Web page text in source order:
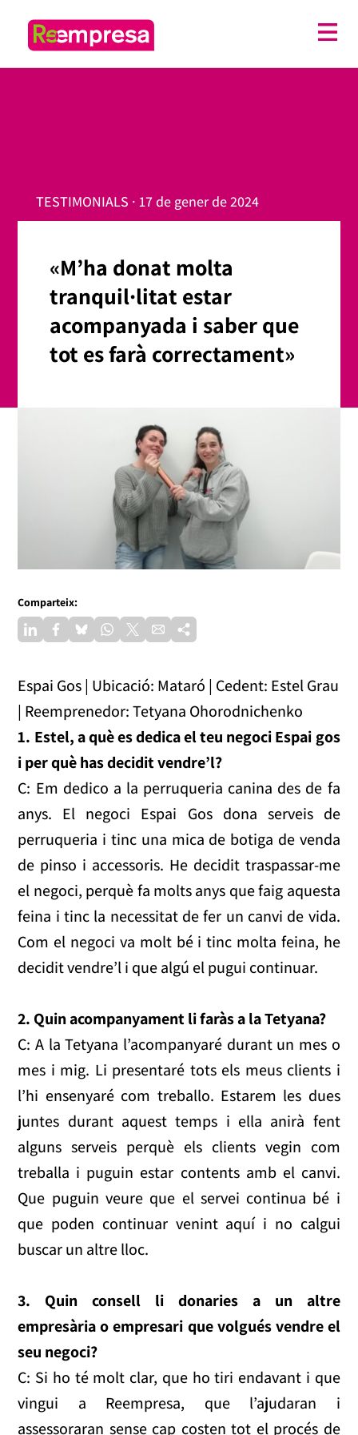
TESTIMONIALS · 17 de gener de 2024
«M’ha donat molta
tranquil·litat estar
acompanyada i saber que
tot es farà correctament»
Comparteix:
Espai Gos | Ubicació: Mataró | Cedent: Estel Grau
| Reemprenedor: Tetyana Ohorodnichenko
1. Estel, a què es dedica el teu negoci Espai gos
i per què has decidit vendre’l?
C: Em dedico a la perruqueria canina des de fa
anys. El negoci Espai Gos dona serveis de
perruqueria i tinc una mica de botiga de venda
de pinso i accessoris. He decidit traspassar-me
el negoci, perquè fa molts anys que faig aquesta
feina i tinc la necessitat de fer un canvi de vida.
Com el negoci va molt bé i tinc molta feina, he
decidit vendre’l i que algú el pugui continuar.
2. Quin acompanyament li faràs a la Tetyana?
C: A la Tetyana l’acompanyaré durant un mes o
mes i mig. Li presentaré tots els meus clients i
l’hi ensenyaré com treballo. Estarem les dues
juntes durant aquest temps i ella anirà fent
alguns serveis perquè els clients vegin com
treballa i puguin estar contents amb el canvi.
Que puguin veure que el servei continua bé i
que poden continuar venint aquí i no calgui
buscar un altre lloc.
3. Quin consell li donaries a un altre
empresària o empresari que volgués vendre el
seu negoci?
C: Si ho té molt clar, que ho tiri endavant i que
vingui a Reempresa, que l’ajudaran i
assessoraran sense cap costen tot el procés de